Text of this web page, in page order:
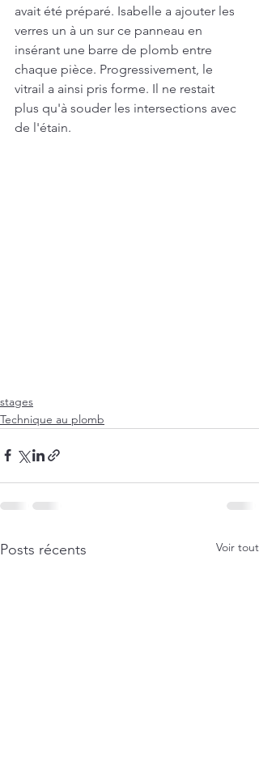
avait été préparé. Isabelle a ajouter les
verres un à un sur ce panneau en
insérant une barre de plomb entre
chaque pièce. Progressivement, le
vitrail a ainsi pris forme. Il ne restait
plus qu'à souder les intersections avec
de l'étain.
stages
Technique au plomb
Posts récents Voir tout